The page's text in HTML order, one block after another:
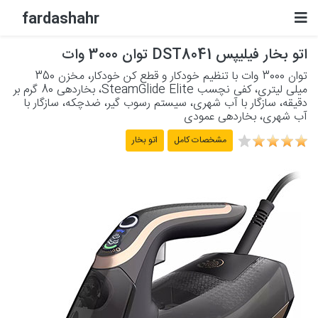
fardashahr
اتو بخار فیلیپس DST8041 توان 3000 وات
توان 3000 وات با تنظیم خودکار و قطع کن خودکار، مخزن 350
میلی لیتری، کفی نچسب SteamGlide Elite، بخاردهی 80 گرم بر
دقیقه، سازگار با آب شهری، سیستم رسوب گیر، ضدچکه، سازگار با
آب شهری، بخاردهی عمودی
مشخصات کامل اتو بخار
لوازم الکترونیکی
لوازم خانگی برقی
لوازم شخصی برقی
پشتیبانی
حساب کاربری